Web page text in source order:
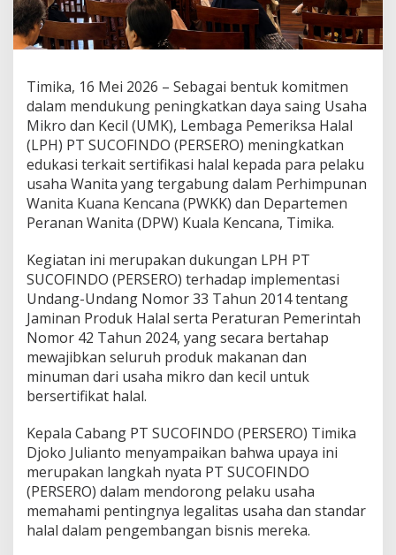
l
a
,
U
C
O
F
I
N
D
O
E
d
k
a
s
i
P
e
l
a
M
K
M
i
T
i
Timika, 16 Mei 2026 – Sebagai bentuk komitmen
dalam mendukung peningkatkan daya saing Usaha
Mikro dan Kecil (UMK), Lembaga Pemeriksa Halal
(LPH) PT SUCOFINDO (PERSERO) meningkatkan
edukasi terkait sertifikasi halal kepada para pelaku
usaha Wanita yang tergabung dalam Perhimpunan
Wanita Kuana Kencana (PWKK) dan Departemen
Peranan Wanita (DPW) Kuala Kencana, Timika.
Kegiatan ini merupakan dukungan LPH PT
SUCOFINDO (PERSERO) terhadap implementasi
Undang-Undang Nomor 33 Tahun 2014 tentang
Jaminan Produk Halal serta Peraturan Pemerintah
Nomor 42 Tahun 2024, yang secara bertahap
mewajibkan seluruh produk makanan dan
minuman dari usaha mikro dan kecil untuk
bersertifikat halal.
Kepala Cabang PT SUCOFINDO (PERSERO) Timika
Djoko Julianto menyampaikan bahwa upaya ini
merupakan langkah nyata PT SUCOFINDO
(PERSERO) dalam mendorong pelaku usaha
memahami pentingnya legalitas usaha dan standar
halal dalam pengembangan bisnis mereka.